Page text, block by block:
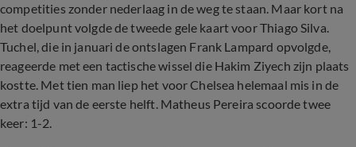
competities zonder nederlaag in de weg te staan. Maar kort na
het doelpunt volgde de tweede gele kaart voor Thiago Silva.
Tuchel, die in januari de ontslagen Frank Lampard opvolgde,
reageerde met een tactische wissel die Hakim Ziyech zijn plaats
kostte. Met tien man liep het voor Chelsea helemaal mis in de
extra tijd van de eerste helft. Matheus Pereira scoorde twee
keer: 1-2.